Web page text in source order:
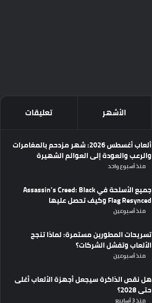
الأشهر تعليقات
ألعاب أغسطس 2026: شهر مزدحم بالمغامرات
والرعب والعودة إلى العوالم الشهيرة
منذ أسبوع واحد
جميع الأسلحة في Assassin’s Creed: Black
Flag Resynced وكيف تحصل عليها
منذ أسبوعين
تسريحات المطورين مستمرة: لماذا تنجح
الألعاب وتفشل الشركات؟
منذ أسبوعين
هل نقص الذاكرة سيجعل أجهزة الألعاب أغلى
حتى 2028؟
منذ 3 أسابيع